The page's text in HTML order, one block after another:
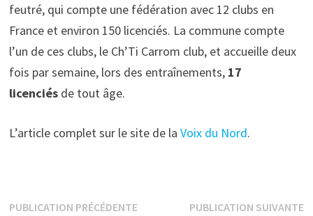
feutré, qui compte une fédération avec 12 clubs en
France et environ 150 licenciés. La commune compte
l’un de ces clubs, le Ch’Ti Carrom club, et accueille deux
fois par semaine, lors des entraînements, 17
licenciésde tout âge.
L’article complet sur le site de la Voix du Nord.
Navigation
PUBLICATION PRÉCÉDENTEPublicationPUBLICATION SUIVANTE